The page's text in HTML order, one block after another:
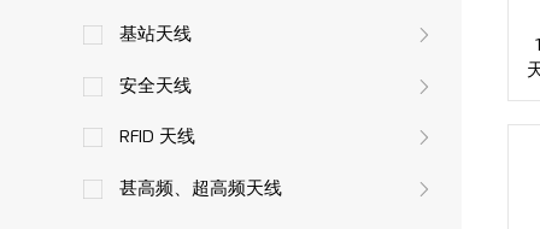
基站天线
安全天线
RFID 天线
甚高频、超高频天线